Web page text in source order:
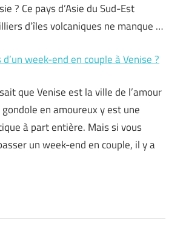
? Ce pays d’Asie du Sud-Est
d’îles volcaniques ne manque …
week-end en couple à Venise ?
que Venise est la ville de l’amour
en amoureux y est une
à part entière. Mais si vous
un week-end en couple, il y a